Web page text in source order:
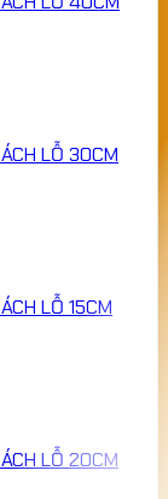
LỖ 30CM
LỖ 15CM
LỖ 20CM